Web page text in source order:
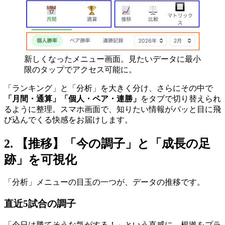
新しくなったメニュー画面。見たいデータに最小
限のタップでアクセス可能に。
「ランキング」と「分析」を大きく分け、さらにその中で
「月間・通算」「個人・ペア・連勝」 をタブで切り替えられ
るように整理。スマホ画面で、知りたい情報がパッと目に飛
び込んでくる快感をお届けします。
2. 【推移】「今の調子」と「成長の足
跡」を可視化
「分析」メニューの目玉の一つが、データの推移です。
直近5試合の調子